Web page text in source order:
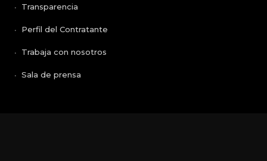
Transparencia
Perfil del Contratante
Trabaja con nosotros
Sala de prensa